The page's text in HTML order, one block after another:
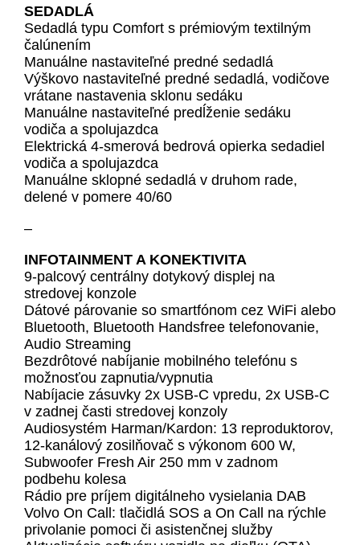
SEDADLÁ
Sedadlá typu Comfort s prémiovým textilným
čalúnením
Manuálne nastaviteľné predné sedadlá
Výškovo nastaviteľné predné sedadlá, vodičove
vrátane nastavenia sklonu sedáku
Manuálne nastaviteľné predĺženie sedáku
vodiča a spolujazdca
Elektrická 4-smerová bedrová opierka sedadiel
vodiča a spolujazdca
Manuálne sklopné sedadlá v druhom rade,
delené v pomere 40/60
–
INFOTAINMENT A KONEKTIVITA
9-palcový centrálny dotykový displej na
stredovej konzole
Dátové párovanie so smartfónom cez WiFi alebo
Bluetooth, Bluetooth Handsfree telefonovanie,
Audio Streaming
Bezdrôtové nabíjanie mobilného telefónu s
možnosťou zapnutia/vypnutia
Nabíjacie zásuvky 2x USB-C vpredu, 2x USB-C
v zadnej časti stredovej konzoly
Audiosystém Harman/Kardon: 13 reproduktorov,
12-kanálový zosilňovač s výkonom 600 W,
Subwoofer Fresh Air 250 mm v zadnom
podbehu kolesa
Rádio pre príjem digitálneho vysielania DAB
Volvo On Call: tlačidlá SOS a On Call na rýchle
privolanie pomoci či asistenčnej služby